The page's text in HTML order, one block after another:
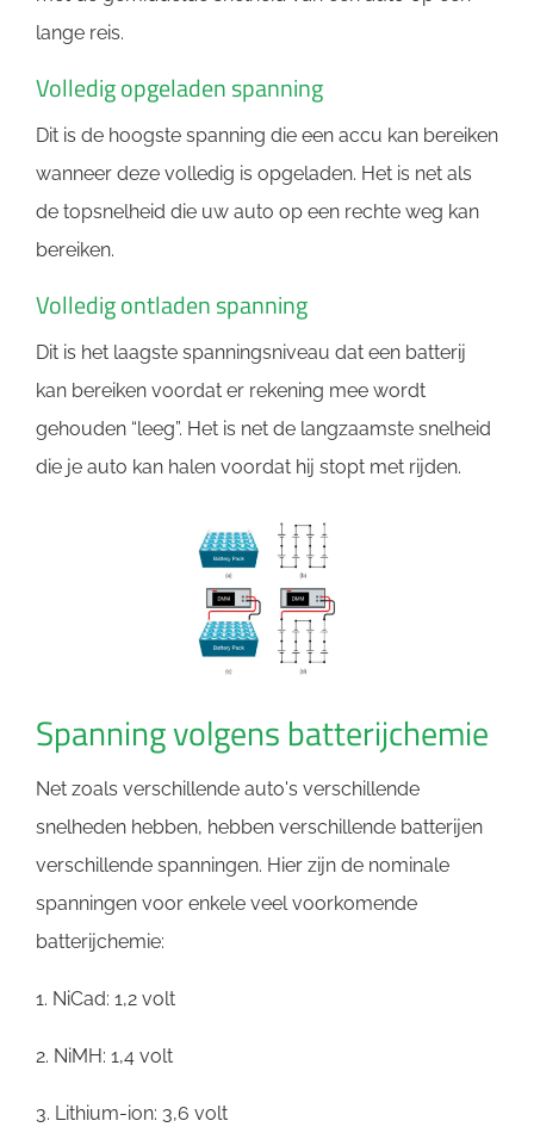
lange reis.
Volledig opgeladen spanning
Dit is de hoogste spanning die een accu kan bereiken
wanneer deze volledig is opgeladen. Het is net als
de topsnelheid die uw auto op een rechte weg kan
bereiken.
Volledig ontladen spanning
Dit is het laagste spanningsniveau dat een batterij
kan bereiken voordat er rekening mee wordt
gehouden “leeg”. Het is net de langzaamste snelheid
die je auto kan halen voordat hij stopt met rijden.
Spanning volgens batterijchemie
Net zoals verschillende auto's verschillende
snelheden hebben, hebben verschillende batterijen
verschillende spanningen. Hier zijn de nominale
spanningen voor enkele veel voorkomende
batterijchemie:
1. NiCad: 1,2 volt
2. NiMH: 1,4 volt
3. Lithium-ion: 3,6 volt